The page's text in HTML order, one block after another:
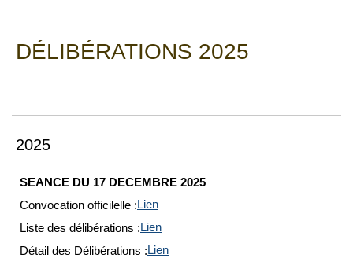
DÉLIBÉRATIONS 2025
2025
SEANCE DU 17 DECEMBRE 2025
Convocation officilelle : Lien
Liste des délibérations : Lien
Détail des Délibérations : Lien